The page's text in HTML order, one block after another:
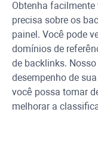
Obtenha
precisa sobre os
painel. Você pode
domínios de
de backlinks.
desempenho de
você possa tomar
melhorar a